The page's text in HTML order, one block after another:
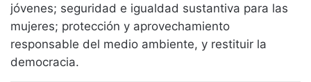
jóvenes; seguridad e igualdad sustantiva para las
mujeres; protección y aprovechamiento
responsable del medio ambiente, y restituir la
democracia.